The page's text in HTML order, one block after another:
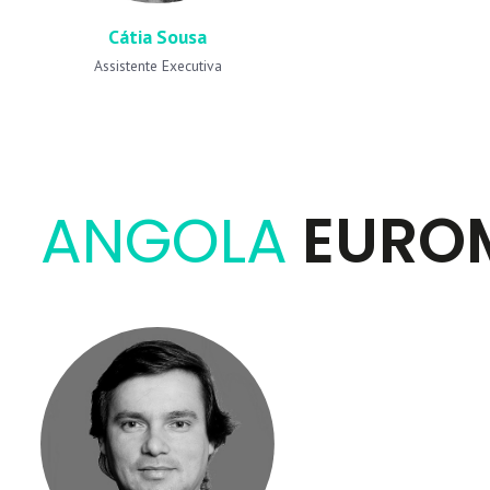
Cátia Sousa
Assistente Executiva
ANGOLA